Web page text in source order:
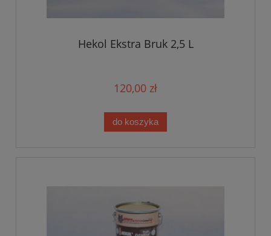
Hekol Ekstra Bruk 2,5 L
120,00 zł
do koszyka